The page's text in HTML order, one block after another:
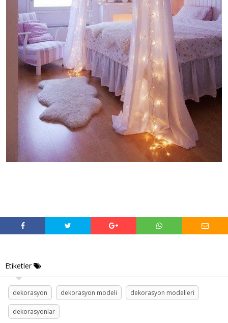
Etiketler
dekorasyon dekorasyon modeli dekorasyon modelleri
dekorasyonlar